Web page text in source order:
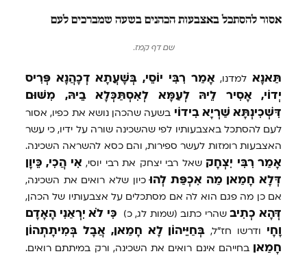
אסור להסתכל באצבעות הכהנים בשעה שמברכים לעם
שם דף קמז.
תַּאנָאלמדנו, אָמַר רִבִּי יוֹסֵי, בְּשָׁעֲתָא דְכָהֲנָא פְּרִיס
יְדוֹי,
אָסִיר לֵיהּ לְעַמָּא לְאִסְתַּכְּלָא בֵיהּ,
מִשּׁוּם
דִּשְׁכִינְתָּא שַׁרְיָאבִידוֹי בשעה שהכהן נושא את כפיו, אסור
לעם להסתכל באצבעותיו לפי שהשכינה שורה על ידיו, כי עשר
האצבעות רומזות לעשר ספירות, והם כסא להשראה השכינה.
אָמַר רִבִּי יִצְחָק שאל רבי יצחק את רבי יוסי, אִי הֲכִי, כֵּיוָן
דְּלָא חָמַאן מַה אִכְפַּת לְהוּכיון שלא רואים את השכינה,
אם כן מה פגם הוא לה אם מסתכלים על אצבעותיו של הכהן,
דְּהָא כְתִיבשהרי כתוב (שמות לג, כ) כִּי לֹא יִרְאַנִי הָאָדָם
וָחָי ודרשו חז"ל, בְּחַיֵּיהוֹן לָא חָמַאן, אֲבָל בְּמִיתָתְהוֹן
חָמַאן בחייהם אינם רואים את השכינה, ורק במיתתם רואים.